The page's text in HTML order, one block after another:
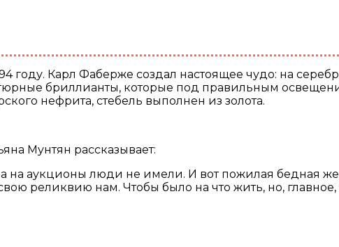
бриллианты, которые под правильным
нефрита, стебель выполнен из золота.
Мунтян рассказывает:
на аукционы люди не имели. И вот пожилая бедная
реликвию нам. Чтобы было на что жить, но,